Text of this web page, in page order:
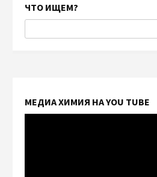
ЧТО ИЩЕМ?
МЕДИА ХИМИЯ НА YOU TUBE